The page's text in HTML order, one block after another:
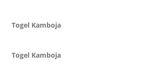
Togel Kamboja
Togel Kamboja